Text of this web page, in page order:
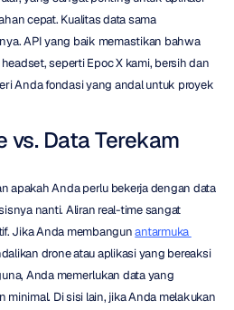
cepat. Kualitas data sama
API yang baik memastikan bahwa
seperti Epoc X kami, bersih dan
Anda fondasi yang andal untuk proyek
vs. Data Terekam
apakah Anda perlu bekerja dengan data
nanti. Aliran real-time sangat
Jika Anda membangun antarmuka
drone atau aplikasi yang bereaksi
Anda memerlukan data yang
Di sisi lain, jika Anda melakukan